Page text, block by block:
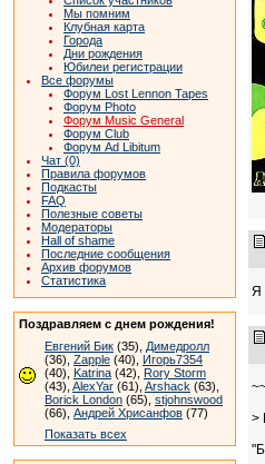
Мы помним
Клубная карта
Города
Дни рождения
Юбилеи регистрации
Все форумы
Форум Lost Lennon Tapes
Форум Photo
Форум Music General
Форум Club
Форум Ad Libitum
Чат (0)
Правила форумов
Подкасты
FAQ
Полезные советы
Модераторы
Hall of shame
Последние сообщения
Архив форумов
Статистика
Поздравляем с днем рождения!
Евгений Бик (35), Димедролл
(36), Zapple (40), Игорь7354
(40), Katrina (42), Rory Storm
(43), AlexYar (61), Arshack (63),
Borick London (65), stjohnswood
(66), Андрей Хрисанфов (77)
Показать всех
Я
>